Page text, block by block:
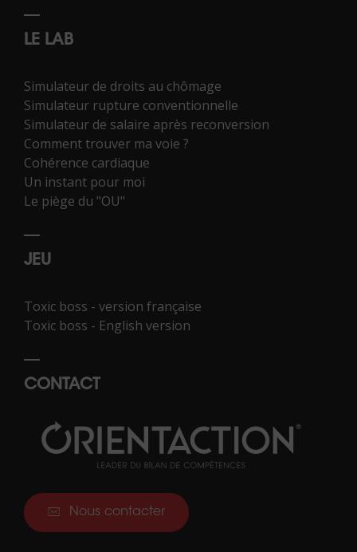
LE LAB
Simulateur de droits au chômage
Simulateur rupture conventionnelle
Simulateur de salaire après reconversion
Comment trouver ma voie ?
Cohérence cardiaque
Un instant pour moi
Le piège du "OU"
JEU
Toxic boss - version française
Toxic boss - English version
CONTACT
Nous contacter